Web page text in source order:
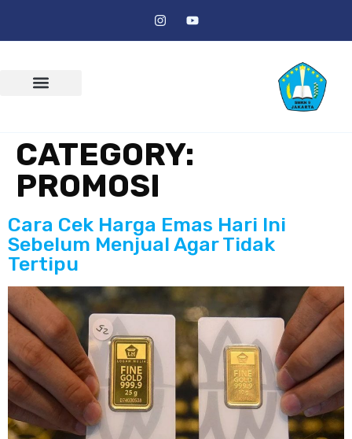
CATEGORY:
PROMOSI
Cara Cek Harga Emas Hari Ini
Sebelum Menjual Agar Tidak
Tertipu